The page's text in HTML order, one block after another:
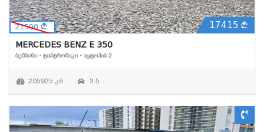
21500 17415
MERCEDES BENZ E 350
ᲑᲔᲜᲖᲘᲜᲘ • ᲢᲘᲞᲢᲠᲝᲜᲘᲙᲘ • ᲐᲕᲢᲝᲰᲐᲑ 2
205925 კმ 3.5